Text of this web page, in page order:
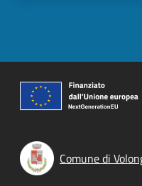
Comune di